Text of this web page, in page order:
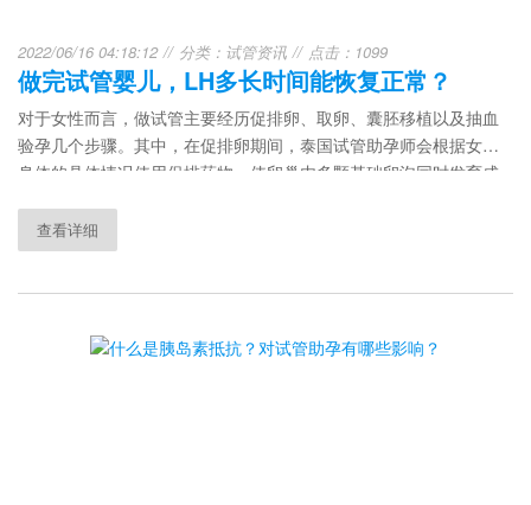
2022/06/16 04:18:12 分类： 试管资讯 点击：1099
做完试管婴儿，LH多长时间能恢复正常？
对于女性而言，做试管主要经历促排卵、取卵、囊胚移植以及抽血
验孕几个步骤。其中，在促排卵期间，泰国试管助孕师会根据女性
身体的具体情况使用促排药物，使卵巢内多颗基础卵泡同时发育成
查看详细